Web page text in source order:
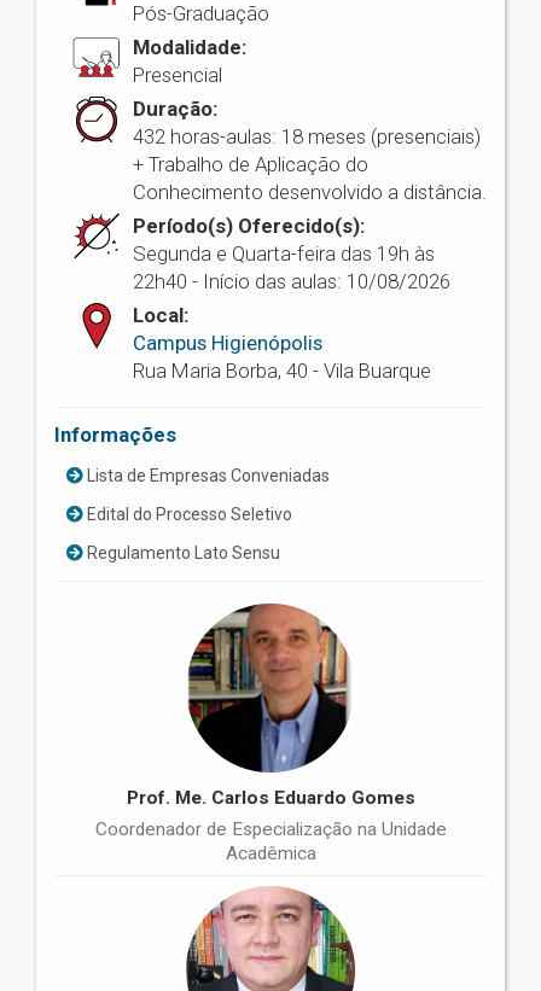
Pós-Graduação
Modalidade:
Presencial
Duração:
432 horas-aulas: 18 meses (presenciais)
+ Trabalho de Aplicação do
Conhecimento desenvolvido a distância.
Período(s) Oferecido(s):
Segunda e Quarta-feira das 19h às
22h40 - Início das aulas: 10/08/2026
Local:
Campus Higienópolis
Rua Maria Borba, 40 - Vila Buarque
Informações
Lista de Empresas Conveniadas
Edital do Processo Seletivo
Regulamento Lato Sensu
Prof. Me. Carlos Eduardo Gomes
Coordenador de Especialização na Unidade
Acadêmica